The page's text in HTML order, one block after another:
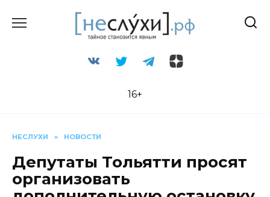
16+
НЕСЛУХИ » НОВОСТИ
Депутаты Тольятти просят
организовать